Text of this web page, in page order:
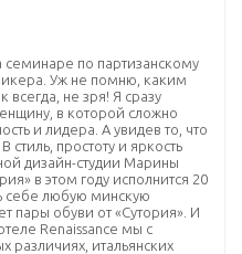
по партизанскому
Уж не помню, каким
всегда, не зря! Я сразу
в которой сложно
и лидера. А увидев то, что
стиль, простоту и яркость
дизайн-студии Марины
в этом году исполнится 20
себе любую минскую
пары обуви от «Сутория». И
Renaissance мы с
различиях, итальянских